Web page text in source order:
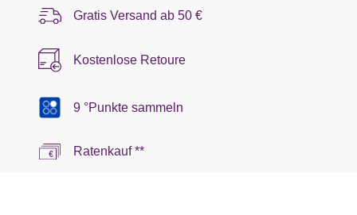
Gratis Versand ab 50 €
Kostenlose Retoure
9 °Punkte sammeln
Ratenkauf **